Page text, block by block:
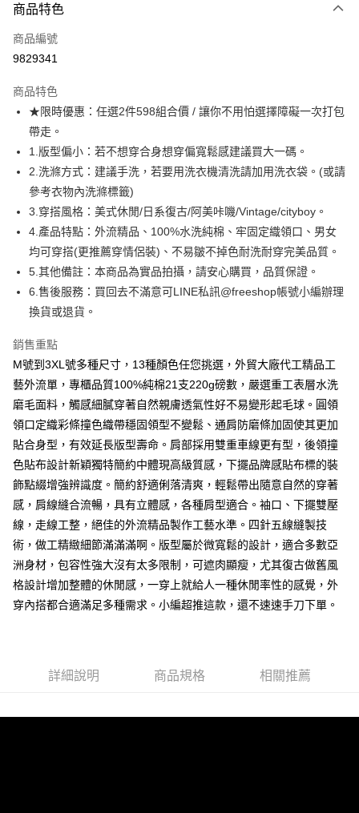
信用卡一次付款
超商取貨付款
Apple Pay
街口支付
悠遊付
ATM付款
運送方式
全家取貨付款
每筆NT$80，滿NT$1,000(含以上)免運費
付款後全家取貨
7-11取貨付款
每筆NT$80，滿NT$1,000(含以上)免運費
每筆NT$80，滿NT$1,000(含以上)免運費
宅配
每筆NT$150，滿NT$3,000(含以上)免運費
外島郵寄
每筆NT$150
商品特色
商品編號
9829341
商品特色
★限時優惠：任選2件598組合價 / 讓你不用怕選擇障礙一次打包
帶走。
1.版型偏小：若不想穿合身想穿偏寬鬆感建議買大一碼。
2.洗滌方式：建議手洗，若要用洗衣機清洗請加用洗衣袋。(或請
參考衣物內洗滌標籤)
3.穿搭風格：美式休閒/日系復古/阿美咔嘰/Vintage/cityboy。
4.產品特點：外流精品、100%水洗純棉、牢固定織領口、男女
均可穿搭(更推薦穿情侶裝)、不易皺不掉色耐洗耐穿完美品質。
5.其他備註：本商品為實品拍攝，請安心購買，品質保證。
6.售後服務：買回去不滿意可LINE私訊@freeshop帳號小編辦理
換貨或退貨。
銷售重點
M號到3XL號多種尺寸，13種顏色任您挑選，外貿大廠代工精品工
藝外流單，專櫃品質100%純棉21支220g磅數，嚴選重工表層水洗
磨毛面料，觸感細膩穿著自然親膚透氣性好不易變形起毛球。圓領
領口定織彩條撞色織帶穩固領型不變鬆、通肩防磨條加固使其更加
貼合身型，有效延長版型壽命。肩部採用雙重車線更有型，後領撞
色貼布設計新穎獨特簡約中體現高級質感，下擺品牌感貼布標的裝
飾點綴增強辨識度。簡約舒適俐落清爽，輕鬆帶出隨意自然的穿著
感，肩線縫合流暢，具有立體感，各種肩型適合。袖口、下擺雙壓
線，走線工整，絕佳的外流精品製作工藝水準。四針五線縫製技
術，做工精緻細節滿滿滿啊。版型屬於微寬鬆的設計，適合多數亞
洲身材，包容性強大沒有太多限制，可遮肉顯瘦，尤其復古做舊風
格設計增加整體的休閒感，一穿上就給人一種休閒率性的感覺，外
穿內搭都合適滿足多種需求。小編超推這款，還不速速手刀下單。
詳細說明 商品規格 相關推薦